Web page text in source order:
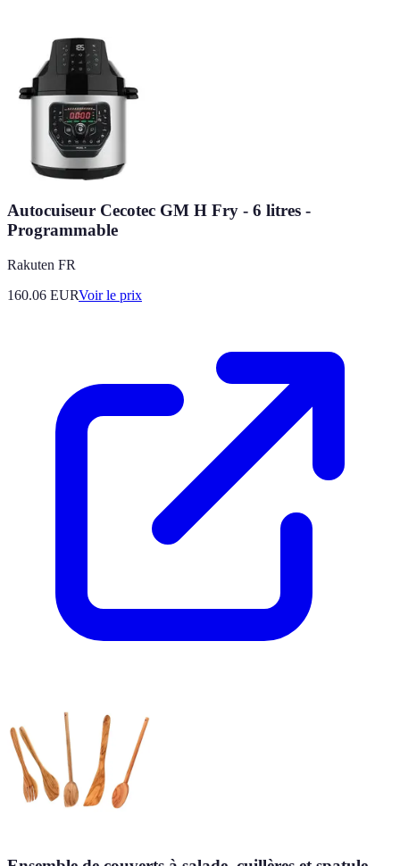
Autocuiseur Cecotec GM H Fry - 6 litres -
Programmable
Rakuten FR
160.06 EURVoir le prix